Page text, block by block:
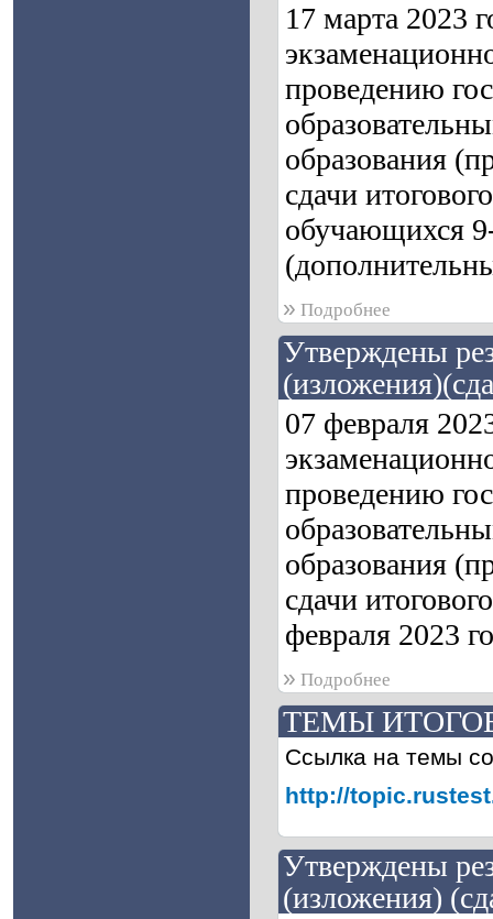
17 марта 2023
проведению
образования
сдачи
обучающихся
»Подробнее
Утверждены
07 февраля
проведению
образования
сдачи
февраля 2023
»Подробнее
ТЕМЫ
Ссылка на темы
http://
Утверждены
(изложения)